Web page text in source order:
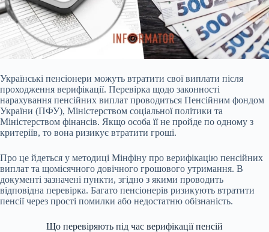
Українські пенсіонери можуть втратити свої виплати після
проходження верифікації. Перевірка щодо законності
нарахування пенсійних виплат проводиться Пенсійним фондом
України (ПФУ), Міністерством соціальної політики та
Міністерством фінансів. Якщо особа її не пройде по одному з
критеріїв, то вона ризикує втратити гроші.
Про це йдеться у методиці Мінфіну про верифікацію пенсійних
виплат та щомісячного довічного грошового утримання. В
документі зазначені пункти, згідно з якими проводить
відповідна перевірка. Багато пенсіонерів ризикують втратити
пенсії через прості помилки або недостатню обізнаність.
Що перевіряють під час верифікації пенсій